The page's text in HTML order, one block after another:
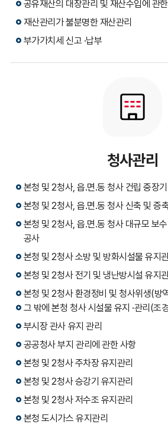
공유재산의 대장관리 및 재산수입에 관
재산관리가 불분명한 재산관리
부가가치세 신고 ·납부
청사관리
본청 및 2청사, 읍.면.동 청사 건립 중장
본청 및 2청사, 읍.면.동 청사 신축 및 증
본청 및 2청사, 읍.면.동 청사 대규모 보
공사
본청 및 2청사 소방 및 방화시설물 유지
본청 및 2청사 전기 및 냉난방시설 유지
본청 및 2청사 환경정비 및 청사위생(방
그 밖에 본청 청사 시설물 유지 ·관리(조
부시장 관사 유지 관리
공공청사 부지 관리에 관한 사항
본청 및 2청사 주차장 유지관리
본청 및 2청사 승강기 유지관리
본청 및 2청사 저수조 유지관리
본청 도시가스 유지관리